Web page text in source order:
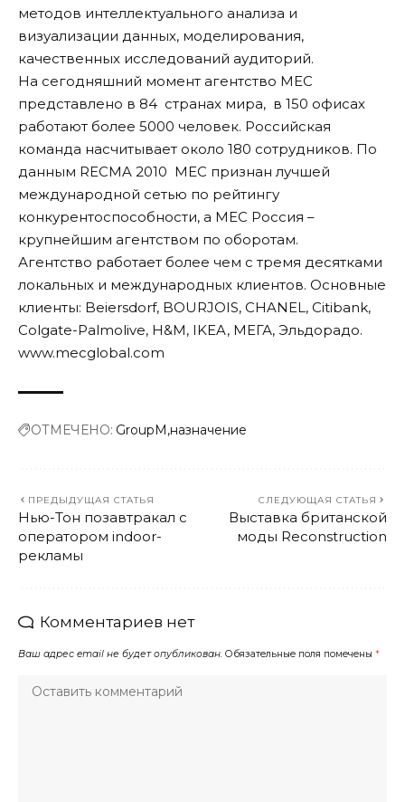
методов интеллектуального анализа и
визуализации данных, моделирования,
качественных исследований аудиторий.
На сегодняшний момент агентство МЕС
представлено в 84 странах мира, в 150 офисах
работают более 5000 человек. Российская
команда насчитывает около 180 сотрудников. По
данным RECMA 2010 MEC признан лучшей
международной сетью по рейтингу
конкурентоспособности, а MEC Россия –
крупнейшим агентством по оборотам.
Агентство работает более чем с тремя десятками
локальных и международных клиентов. Основные
клиенты: Beiersdorf, BOURJOIS, CHANEL, Citibank,
Colgate-Palmolive, H&M, IKEA, МЕГА, Эльдорадо.
www.mecglobal.com
ОТМЕЧЕНО: GroupM назначение
ПРЕДЫДУЩАЯ СТАТЬЯ
Нью-Тон позавтракал с
оператором indoor-
рекламы
СЛЕДУЮЩАЯ СТАТЬЯ
Выставка британской
моды Reconstruction
Комментариев нет
Ваш адрес email не будет опубликован. Обязательные поля помечены *